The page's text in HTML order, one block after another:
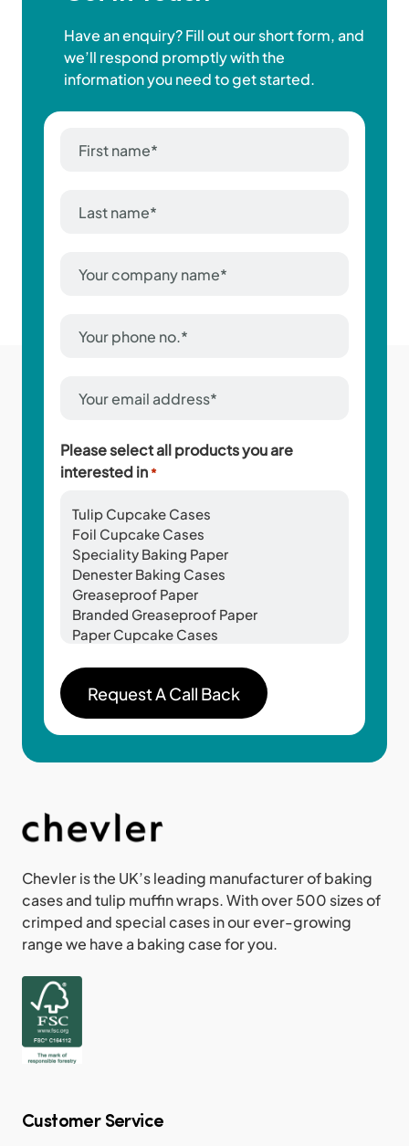
Have an enquiry? Fill out our short form, and
we’ll respond promptly with the
information you need to get started.
name
name
Name
Number
Address
Please select all products you are
interested in*
Chevler is the UK’s leading manufacturer of baking
cases and tulip muffin wraps. With over 500 sizes of
crimped and special cases in our ever-growing
range we have a baking case for you.
Customer Service